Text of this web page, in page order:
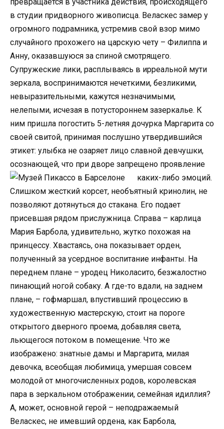
в студии придворного живописца. Веласкес замер у
огромного подрамника, устремив свой взор мимо
случайного прохожего на царскую чету – Филиппа и
Анну, оказавшуюся за спиной смотрящего.
Супружеские лики, расплываясь в ирреальной мути
зеркала, воспринимаются нечеткими, безликими,
невыразительными, кажутся незначимыми,
нелепыми, исчезая в потустороннем зазеркалье. К
ним пришла погостить 5-летняя дочурка Маргарита со
своей свитой, принимая послушно утвердившийся
этикет: улыбка не озаряет лицо славной девчушки,
осознающей, что при дворе запрещено проявление
каких-либо эмоций.
Слишком жесткий корсет, необъятный кринолин, не
позволяют дотянуться до стакана. Его подает
присевшая рядом прислужница. Справа – карлица
Мария Барбола, удивительно, жутко похожая на
принцессу. Хвастаясь, она показывает орден,
полученный за усердное воспитание инфанты. На
переднем плане – уродец Николасито, безжалостно
пинающий ногой собаку. А где-то вдали, на заднем
плане, – гофмаршал, впустивший процессию в
художественную мастерскую, стоит на пороге
открытого дверного проема, добавляя света,
льющегося потоком в помещение. Что же
изображено: знатные дамы и Маргарита, милая
девочка, всеобщая любимица, умершая совсем
молодой от многочисленных родов, королевская
пара в зеркальном отображении, семейная идиллия?
А, может, основной герой – неподражаемый
Веласкес, не имевший ордена, как Барбола,